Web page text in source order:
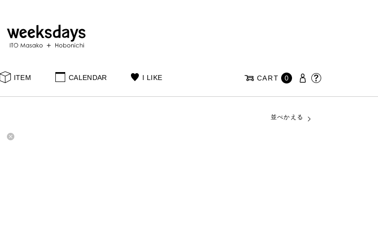
ITEM CALENDAR I LIKE CART 0
並べかえる